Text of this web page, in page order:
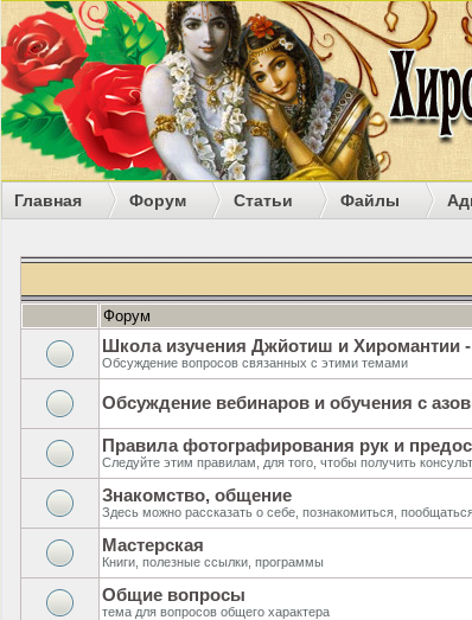
Главная Форум Статьи Файлы
Форум
Школа изучения Джйотиш и Хиромантии
Обсуждение вопросов связанных с этими темами
Обсуждение вебинаров и обучения с азов
Правила фотографирования рук и
Следуйте этим правилам, для того, чтобы получить
Знакомство, общение
Здесь можно рассказать о себе, познакомиться,
Мастерская
Книги, полезные ссылки, программы
Общие вопросы
тема для вопросов общего характера